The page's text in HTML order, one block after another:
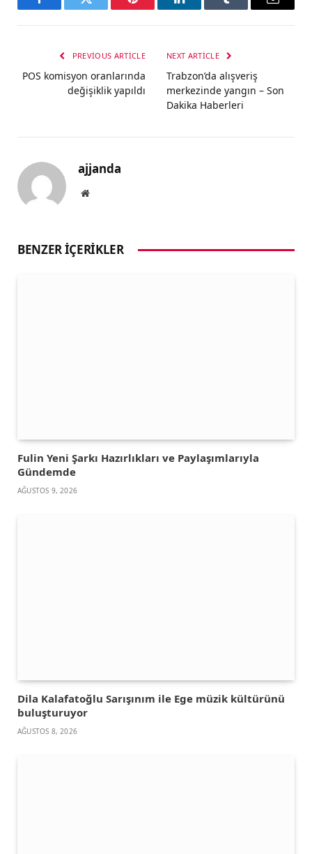
FacebookTwitter Pinterest LinkedInTumblr Email
PREVIOUS ARTICLE
POS komisyon oranlarında
değişiklik yapıldı
NEXT ARTICLE
Trabzon’da alışveriş
merkezinde yangın – Son
Dakika Haberleri
ajjanda
Website
BENZER İÇERIKLER
Fulin Yeni Şarkı Hazırlıkları ve Paylaşımlarıyla
Gündemde
AĞUSTOS 9, 2026
Dila Kalafatoğlu Sarışınım ile Ege müzik kültürünü
buluşturuyor
AĞUSTOS 8, 2026